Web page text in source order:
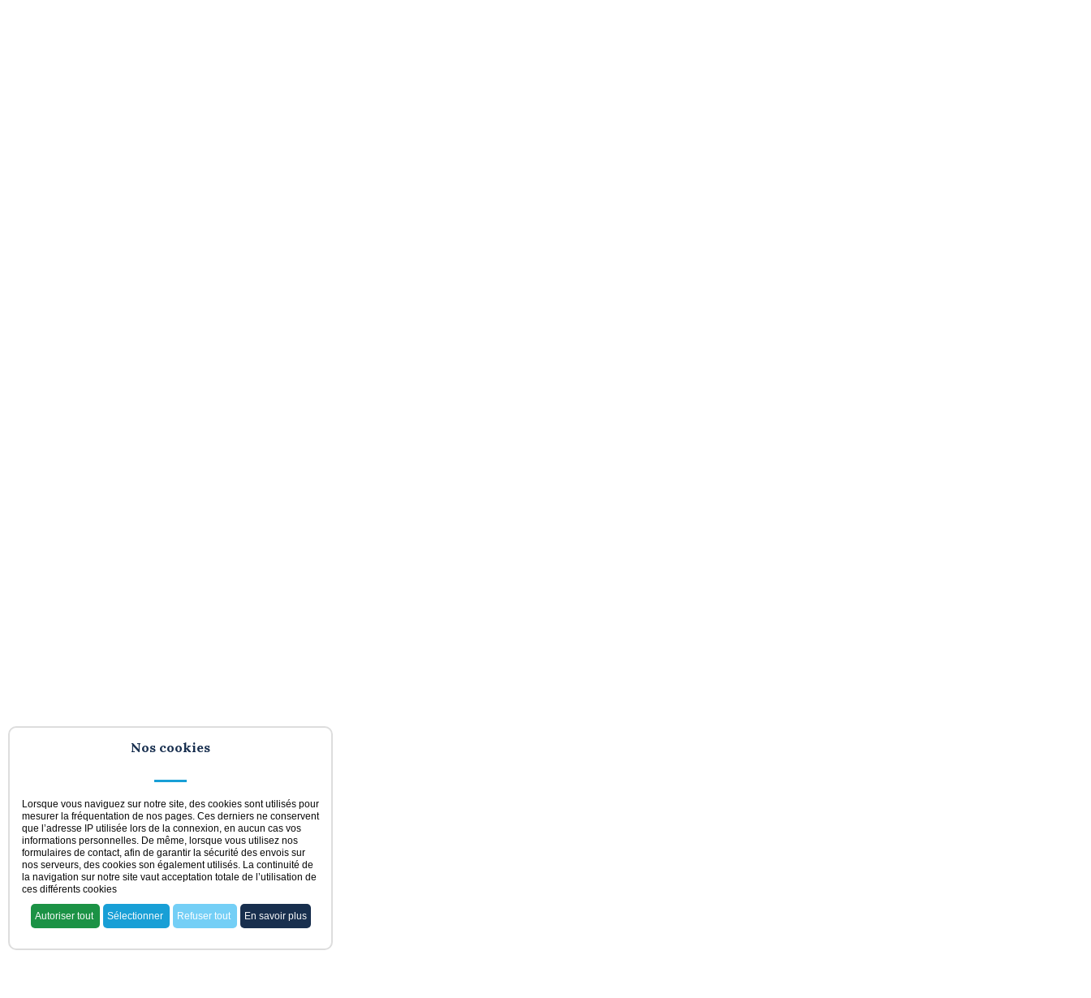
Nos cookies
Lorsque vous naviguez sur notre site, des cookies sont utilisés pour
mesurer la fréquentation de nos pages. Ces derniers ne conservent
que l’adresse IP utilisée lors de la connexion, en aucun cas vos
informations personnelles. De même, lorsque vous utilisez nos
formulaires de contact, afin de garantir la sécurité des envois sur
nos serveurs, des cookies son également utilisés. La continuité de
la navigation sur notre site vaut acceptation totale de l’utilisation de
ces différents cookies
Autoriser tout Sélectionner Refuser tout En savoir plus